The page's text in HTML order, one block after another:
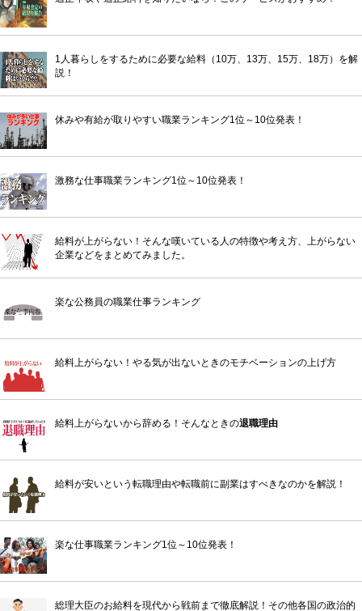
1人暮らしをするために必要な給料（10万、13万、15万、18万）を解
説！
休みや有給が取りやすい職業ランキング1位～10位発表！
激務な仕事職業ランキング1位～10位発表！
給料が上がらない！そんな嘆いている人の特徴や考え方、上がらない
企業などをまとめてみました。
楽な公務員の職業仕事ランキング
給料上がらない！やる気が出ないときのモチベーションの上げ方
給料上がらないから辞める！そんなときの退職理由
給料が安いという転職理由や転職前に副業はすべきなのかを解説！
楽な仕事職業ランキング1位～10位発表！
総理大臣のお給料を現代から戦前まで徹底解説！その他各国の政治的